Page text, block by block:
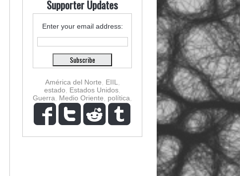
Supporter Updates
Enter your email address:
América del Norte EIIL
estado
Estados Unidos
Guerra
Medio Oriente política